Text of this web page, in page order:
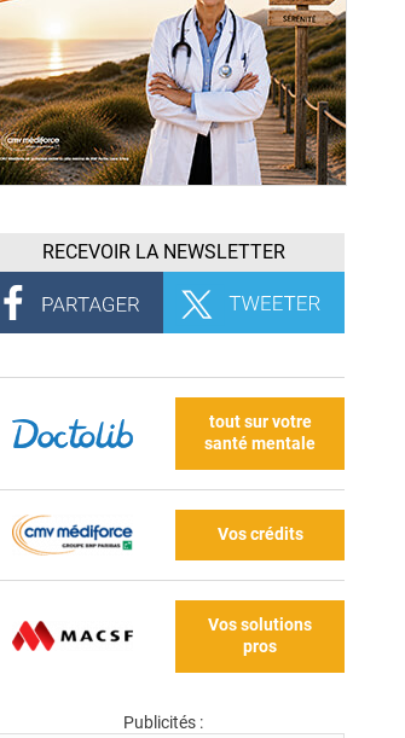
RECEVOIR LA NEWSLETTER
tout sur votre
santé mentale
Vos crédits
Vos solutions
pros
Publicités :